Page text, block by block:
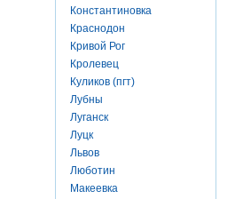
Константиновка
Краснодон
Кривой Рог
Кролевец
Куликов (пгт)
Лубны
Луганск
Луцк
Львов
Люботин
Макеевка